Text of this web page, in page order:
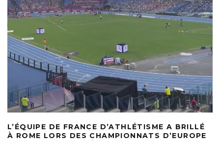
L’ÉQUIPE DE FRANCE D’ATHLÉTISME A BRILLÉ
À ROME LORS DES CHAMPIONNATS D’EUROPE